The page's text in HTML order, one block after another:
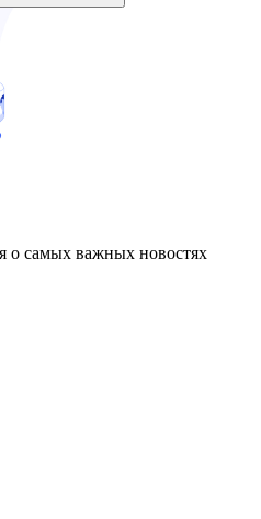
о самых важных новостях